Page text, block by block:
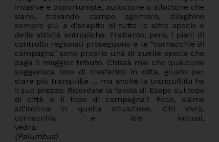
invasive e opportuniste, autoctone o alloctone che
siano, trovando campo sgombro, dilaghino
sempre più a discapito di tutte le altre specie e
delle attività antropiche. Frattanto, però, i piani di
controllo regionali proseguono e le “cornacchie di
campagna” sono proprio una di quelle specie che
paga il maggior tributo. Chissà mai che qualcuno
suggerisca loro di trasferirsi in città, giusto per
stare più tranquille … ma anche la tranquillità ha
il suo prezzo. Ricordate la favola di Esopo sul topo
di città e il topo di campagna? Ecco, siamo
all’incirca in quella situazione. Chi vivrà,
cornacchia e ibis inclusi,
vedrà.
(Palumbus)